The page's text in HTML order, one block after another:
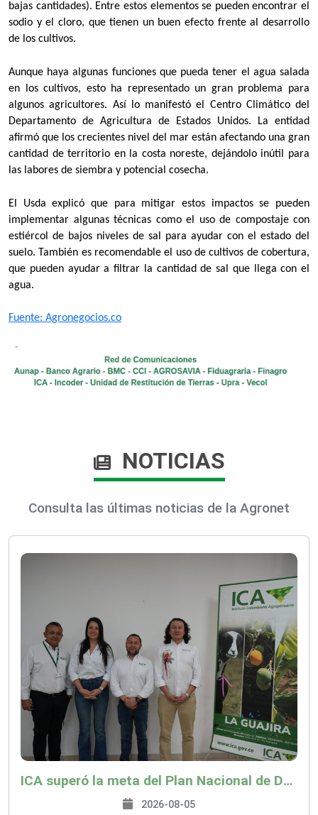
bajas cantidades). Entre estos elementos se pueden encontrar el
sodio y el cloro, que tienen un buen efecto frente al desarrollo
de los cultivos.
Aunque haya algunas funciones que pueda tener el agua salada
en los cultivos, esto ha representado un gran problema para
algunos agricultores. Así lo manifestó el Centro Climático del
Departamento de Agricultura de Estados Unidos. La entidad
afirmó que los crecientes nivel del mar están afectando una gran
cantidad de territorio en la costa noreste, dejándolo inútil para
las labores de siembra y potencial cosecha.
El Usda explicó que para mitigar estos impactos se pueden
implementar algunas técnicas como el uso de compostaje con
estiércol de bajos niveles de sal para ayudar con el estado del
suelo. También es recomendable el uso de cultivos de cobertura,
que pueden ayudar a filtrar la cantidad de sal que llega con el
agua.
Fuente: Agronegocios.co​
NOTICIAS
Consulta las últimas noticias de la Agronet
ICA superó la meta del Plan Nacional de Desarrollo y abrió 61 mercados internacionales
2026-08-05